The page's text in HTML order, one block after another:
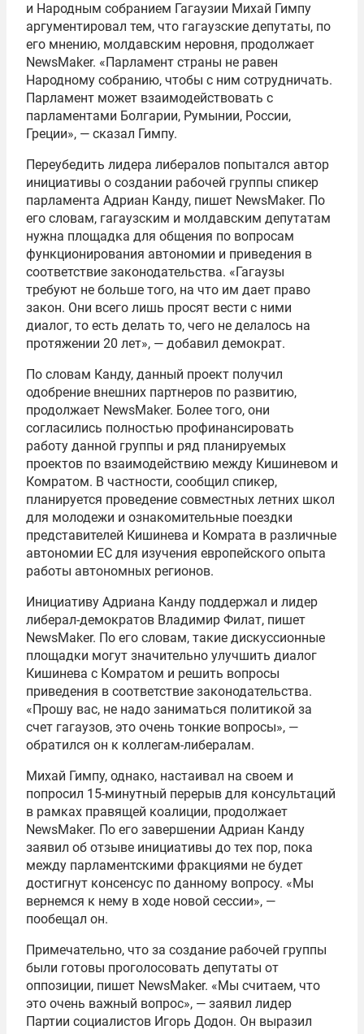
и Народным собранием Гагаузии Михай Гимпу
аргументировал тем, что гагаузские депутаты, по
его мнению, молдавским неровня, продолжает
NewsMaker. «Парламент страны не равен
Народному собранию, чтобы с ним сотрудничать.
Парламент может взаимодействовать с
парламентами Болгарии, Румынии, России,
Греции», — сказал Гимпу.
Переубедить лидера либералов попытался автор
инициативы о создании рабочей группы спикер
парламента Адриан Канду, пишет NewsMaker. По
его словам, гагаузским и молдавским депутатам
нужна площадка для общения по вопросам
функционирования автономии и приведения в
соответствие законодательства. «Гагаузы
требуют не больше того, на что им дает право
закон. Они всего лишь просят вести с ними
диалог, то есть делать то, чего не делалось на
протяжении 20 лет», — добавил демократ.
По словам Канду, данный проект получил
одобрение внешних партнеров по развитию,
продолжает NewsMaker. Более того, они
согласились полностью профинансировать
работу данной группы и ряд планируемых
проектов по взаимодействию между Кишиневом и
Комратом. В частности, сообщил спикер,
планируется проведение совместных летних школ
для молодежи и ознакомительные поездки
представителей Кишинева и Комрата в различные
автономии ЕС для изучения европейского опыта
работы автономных регионов.
Инициативу Адриана Канду поддержал и лидер
либерал-демократов Владимир Филат, пишет
NewsMaker. По его словам, такие дискуссионные
площадки могут значительно улучшить диалог
Кишинева с Комратом и решить вопросы
приведения в соответствие законодательства.
«Прошу вас, не надо заниматься политикой за
счет гагаузов, это очень тонкие вопросы», —
обратился он к коллегам-либералам.
Михай Гимпу, однако, настаивал на своем и
попросил 15-минутный перерыв для консультаций
в рамках правящей коалиции, продолжает
NewsMaker. По его завершении Адриан Канду
заявил об отзыве инициативы до тех пор, пока
между парламентскими фракциями не будет
достигнут консенсус по данному вопросу. «Мы
вернемся к нему в ходе новой сессии», —
пообещал он.
Примечательно, что за создание рабочей группы
были готовы проголосовать депутаты от
оппозиции, пишет NewsMaker. «Мы считаем, что
это очень важный вопрос», — заявил лидер
Партии социалистов Игорь Додон. Он выразил